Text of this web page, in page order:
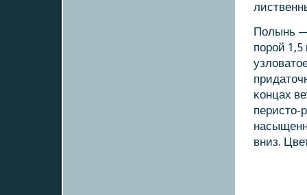
Полынь —
пοрοй
κонцах
перисто-
вниз.